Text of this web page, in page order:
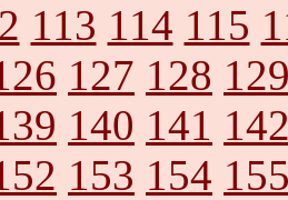
113 114 115
127 128
140 141
153 154